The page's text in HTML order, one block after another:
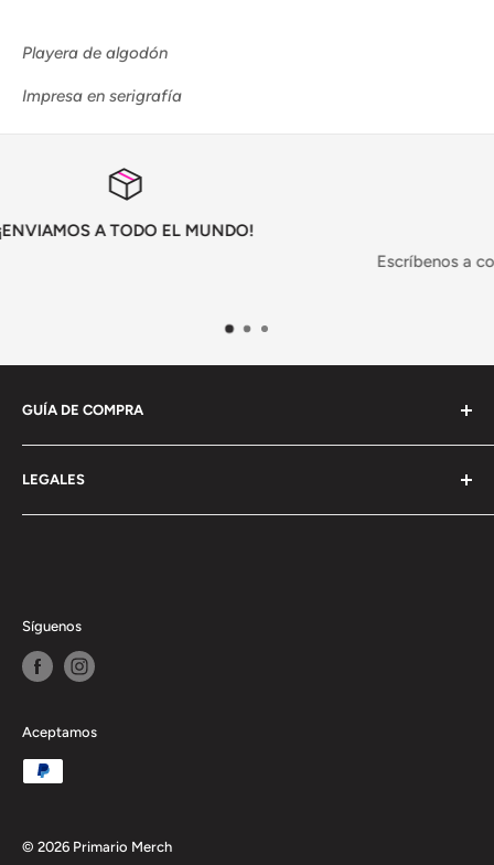
Playera de algodón
Impresa en serigrafía
Escríbenos a contacto@primario.mx o
GUÍA DE COMPRA
Información General
Envío
Pagos y devoluciones
LEGALES
Terminos y condiciones
Síguenos
Aceptamos
© 2026 Primario Merch